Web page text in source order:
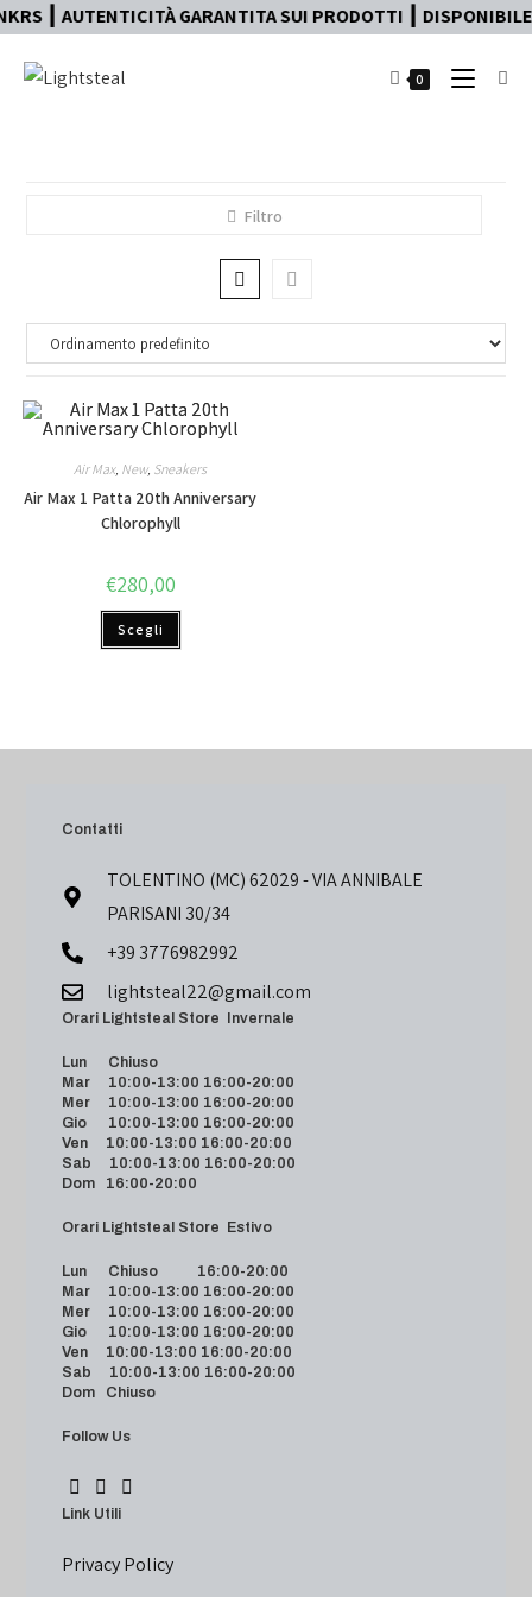
AUTENTICITÀ GARANTITA SUI PRODOTTI ┃
0
Filtro
Air Max, New, Sneakers
Air Max 1 Patta 20th Anniversary
Chlorophyll
€280,00
Scegli
Contatti
TOLENTINO (MC) 62029 - VIA ANNIBALE
PARISANI 30/34
+39 3776982992
lightsteal22@gmail.com
Orari Lightsteal Store Invernale
Lun Chiuso
Mar 10:00-13:00 16:00-20:00
Mer 10:00-13:00 16:00-20:00
Gio 10:00-13:00 16:00-20:00
Ven 10:00-13:00 16:00-20:00
Sab 10:00-13:00 16:00-20:00
Dom 16:00-20:00
Orari Lightsteal Store Estivo
Lun Chiuso 16:00-20:00
Mar 10:00-13:00 16:00-20:00
Mer 10:00-13:00 16:00-20:00
Gio 10:00-13:00 16:00-20:00
Ven 10:00-13:00 16:00-20:00
Sab 10:00-13:00 16:00-20:00
Dom Chiuso
Follow Us
Link Utili
Privacy Policy